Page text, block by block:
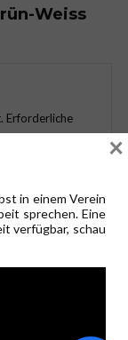
Weiss
Erforderliche
in einem Verein
sprechen. Eine
verfügbar, schau
×